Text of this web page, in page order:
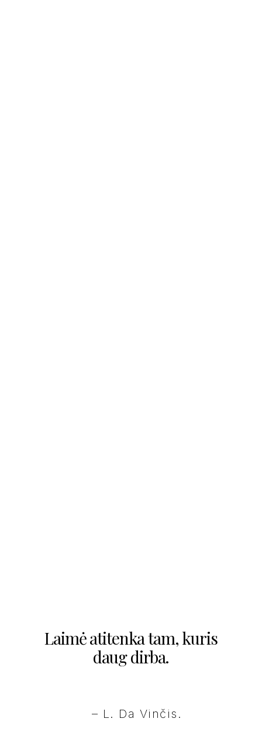
Laimė atitenka tam, kuris
daug dirba.
– L. Da Vinčis.